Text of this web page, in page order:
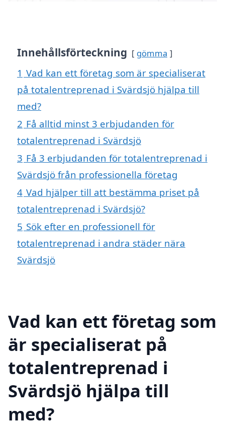
Innehållsförteckning gömma
1 Vad kan ett företag som är specialiserat
på totalentreprenad i Svärdsjö hjälpa till
med?
2 Få alltid minst 3 erbjudanden för
totalentreprenad i Svärdsjö
3 Få 3 erbjudanden för totalentreprenad i
Svärdsjö från professionella företag
4 Vad hjälper till att bestämma priset på
totalentreprenad i Svärdsjö?
5 Sök efter en professionell för
totalentreprenad i andra städer nära
Svärdsjö
Vad kan ett företag som
är specialiserat på
totalentreprenad i
Svärdsjö hjälpa till
med?